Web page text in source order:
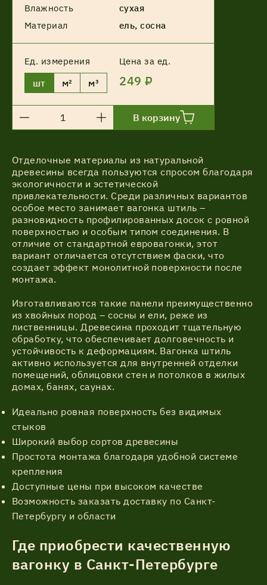
Влажность
сухая
Материал
ель, сосна
Ед. измерения Цена за ед.
шт м² м³ 249 ₽
В корзину
Отделочные материалы из натуральной
древесины всегда пользуются спросом благодаря
экологичности и эстетической
привлекательности. Среди различных вариантов
особое место занимает вагонка штиль –
разновидность профилированных досок с ровной
поверхностью и особым типом соединения. В
отличие от стандартной евровагонки, этот
вариант отличается отсутствием фаски, что
создает эффект монолитной поверхности после
монтажа.
Изготавливаются такие панели преимущественно
из хвойных пород – сосны и ели, реже из
лиственницы. Древесина проходит тщательную
обработку, что обеспечивает долговечность и
устойчивость к деформациям. Вагонка штиль
активно используется для внутренней отделки
помещений, облицовки стен и потолков в жилых
домах, банях, саунах.
Идеально ровная поверхность без видимых
стыков
Широкий выбор сортов древесины
Простота монтажа благодаря удобной системе
крепления
Доступные цены при высоком качестве
Возможность заказать доставку по Санкт-
Петербургу и области
Где приобрести качественную
вагонку в Санкт-Петербурге